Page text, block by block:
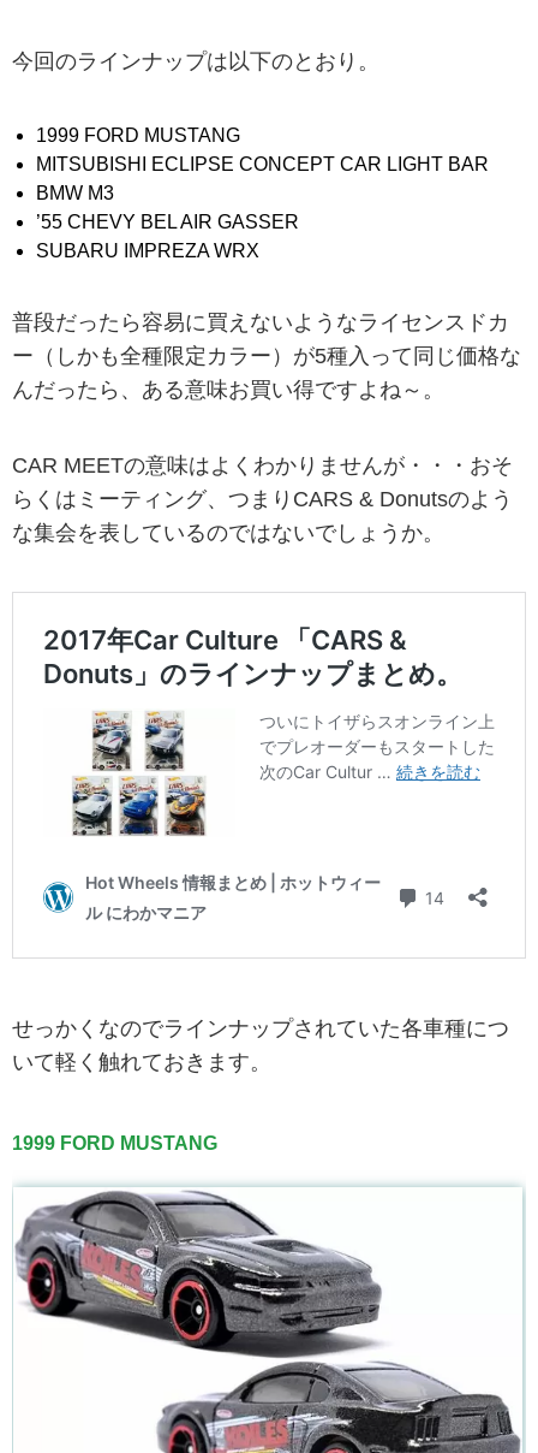
今回のラインナップは以下のとおり。
1999 FORD MUSTANG
MITSUBISHI ECLIPSE CONCEPT CAR LIGHT BAR
BMW M3
’55 CHEVY BEL AIR GASSER
SUBARU IMPREZA WRX
普段だったら容易に買えないようなライセンスドカ
ー（しかも全種限定カラー）が5種入って同じ価格な
んだったら、ある意味お買い得ですよね～。
CAR MEETの意味はよくわかりませんが・・・おそ
らくはミーティング、つまりCARS & Donutsのよう
な集会を表しているのではないでしょうか。
せっかくなのでラインナップされていた各車種につ
いて軽く触れておきます。
1999 FORD MUSTANG